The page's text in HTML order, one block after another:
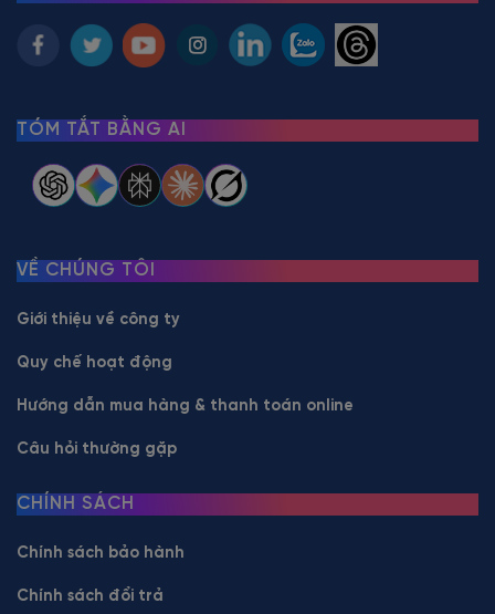
TÓM TẮT BẰNG AI
VỀ CHÚNG TÔI
Giới thiệu về công ty
Quy chế hoạt động
Hướng dẫn mua hàng & thanh toán online
Câu hỏi thường gặp
CHÍNH SÁCH
Chính sách bảo hành
Chính sách đổi trả